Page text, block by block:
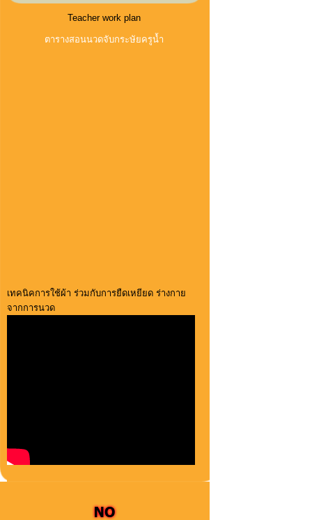
Teacher work plan
ตารางสอนนวดจับกระษัยครูน้ำ
เทคนิคการใช้ผ้า ร่วมกับการยืดเหยียด ร่างกาย
จากการนวด